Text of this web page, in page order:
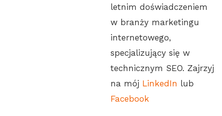
letnim doświadczeniem
w branży marketingu
internetowego,
specjalizujący się w
technicznym SEO. Zajrzyj
na mój LinkedIn lub
Facebook